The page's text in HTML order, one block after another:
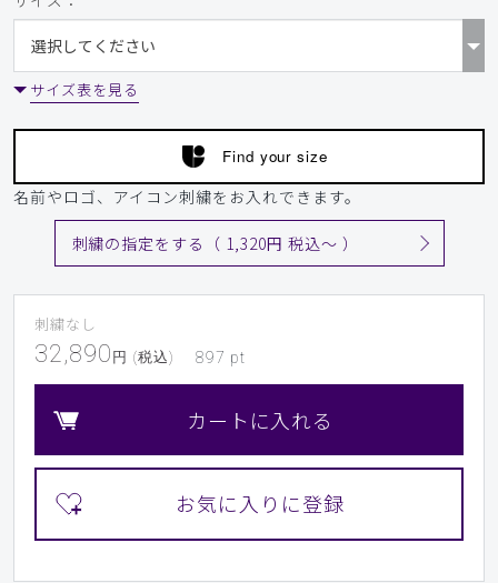
サイズ表を見る
Find your size
名前やロゴ、アイコン刺繍をお入れできます。
刺繍の指定をする（ 1,320円 税込〜 ）
刺繍なし
32,890 円 (税込) 897 pt
カートに入れる